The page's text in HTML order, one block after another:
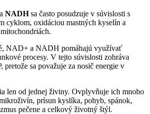
a NADHsa často posudzuje v súvislosti s
cyklom, oxidáciou mastných kyselín a
NAD+ a NADH pomáhajú využívať
procesy. V tejto súvislosti zohráva
pretože sa považuje za nosič energie v
len od jednej živiny. Ovplyvňuje ich mnoho
prísun kyslíka, pohyb, spánok,
pečene a celkový životný štýl.